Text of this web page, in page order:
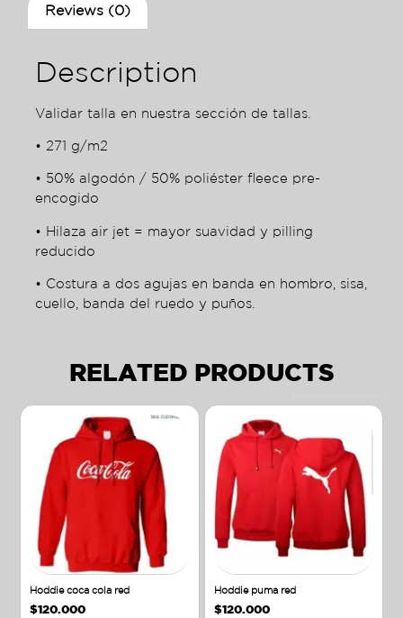
Reviews (0)
Description
Validar talla en nuestra sección de tallas.
• 271 g/m2
• 50% algodón / 50% poliéster fleece pre-
encogido
• Hilaza air jet = mayor suavidad y pilling
reducido
• Costura a dos agujas en banda en hombro, sisa,
cuello, banda del ruedo y puños.
RELATED PRODUCTS
Hoddie coca cola red
$120.000
Hoddie puma red
$120.000